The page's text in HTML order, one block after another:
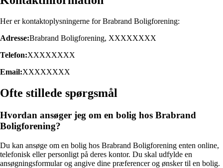
Her er kontaktoplysningerne for Brabrand Boligforening:
Adresse:Brabrand Boligforening, XXXXXXXX
Telefon:XXXXXXXX
Email:XXXXXXXX
Ofte stillede spørgsmål
Hvordan ansøger jeg om en bolig hos Brabrand
Boligforening?
Du kan ansøge om en bolig hos Brabrand Boligforening enten online,
telefonisk eller personligt på deres kontor. Du skal udfylde en
ansøgningsformular og angive dine præferencer og ønsker til en bolig.